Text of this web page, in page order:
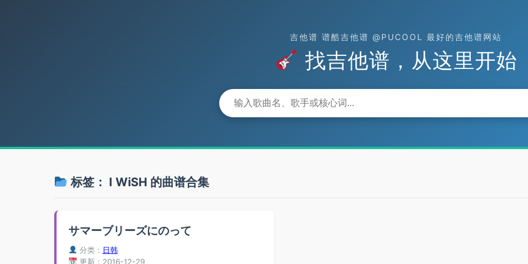
吉他谱 谱酷吉他谱 @PUCOOL 最好的吉他谱网站
找吉他谱，从这里开始
标签： I WiSH 的曲谱合集
サマーブリーズにのって
分类： 日韩
更新：2016-12-29